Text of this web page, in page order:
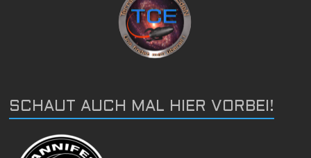
SCHAUT AUCH MAL HIER VORBEI!